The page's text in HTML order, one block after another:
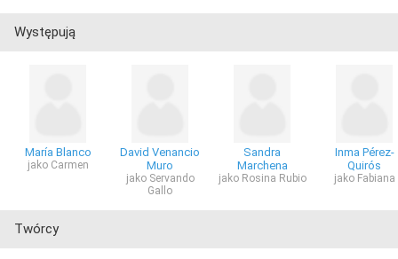
Występują
María Blanco
jako Carmen
David Venancio
Muro
jako Servando
Gallo
Sandra
Marchena
jako Rosina Rubio
Inma Pérez-
Quirós
jako Fabiana
Twórcy